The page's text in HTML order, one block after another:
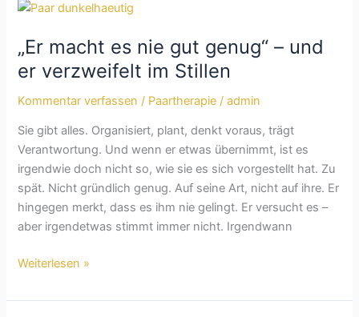
„Er macht es nie gut genug“ – und
er verzweifelt im Stillen
Kommentar verfassen / Paartherapie /admin
Sie gibt alles. Organisiert, plant, denkt voraus, trägt
Verantwortung. Und wenn er etwas übernimmt, ist es
irgendwie doch nicht so, wie sie es sich vorgestellt hat. Zu
spät. Nicht gründlich genug. Auf seine Art, nicht auf ihre. Er
hingegen merkt, dass es ihm nie gelingt. Er versucht es –
aber irgendetwas stimmt immer nicht. Irgendwann
„Er
es
nie
gut
genug“
und
verzweifelt
im
Stillen
Weiterlesen »